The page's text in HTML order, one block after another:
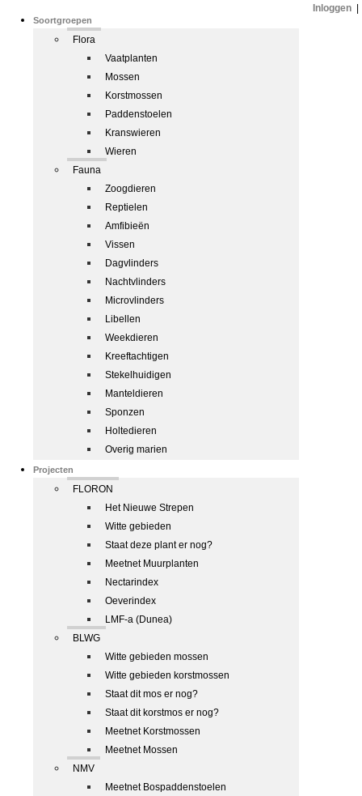
Soortgroepen
Flora
Vaatplanten
Mossen
Korstmossen
Paddenstoelen
Kranswieren
Wieren
Fauna
Zoogdieren
Reptielen
Amfibieën
Vissen
Dagvlinders
Nachtvlinders
Microvlinders
Libellen
Weekdieren
Kreeftachtigen
Stekelhuidigen
Manteldieren
Sponzen
Holtedieren
Overig marien
Projecten
FLORON
Het Nieuwe Strepen
Witte gebieden
Staat deze plant er nog?
Meetnet Muurplanten
Nectarindex
Oeverindex
LMF-a (Dunea)
BLWG
Witte gebieden mossen
Witte gebieden korstmossen
Staat dit mos er nog?
Staat dit korstmos er nog?
Meetnet Korstmossen
Meetnet Mossen
NMV
Meetnet Bospaddenstoelen
Inloggen